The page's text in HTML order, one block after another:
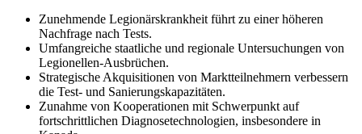
Zunehmende Legionärskrankheit führt zu einer höheren
Nachfrage nach Tests.
Umfangreiche staatliche und regionale Untersuchungen von
Legionellen-Ausbrüchen.
Strategische Akquisitionen von Marktteilnehmern verbessern
die Test- und Sanierungskapazitäten.
Zunahme von Kooperationen mit Schwerpunkt auf
fortschrittlichen Diagnosetechnologien, insbesondere in